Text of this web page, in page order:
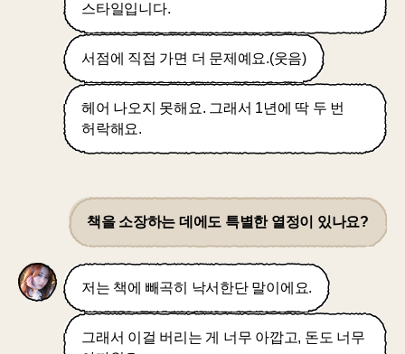
스타일입니다.
서점에 직접 가면 더 문제예요.(웃음)
헤어 나오지 못해요. 그래서 1년에 딱 두 번
허락해요.
책을 소장하는 데에도 특별한 열정이 있나요?
저는 책에 빼곡히 낙서한단 말이에요.
그래서 이걸 버리는 게 너무 아깝고, 돈도 너무